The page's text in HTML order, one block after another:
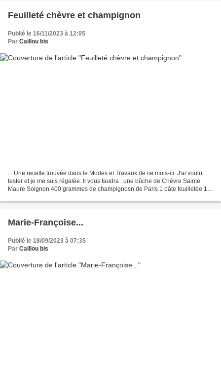
Feuilleté chèvre et champignon
Publié le 16/11/2023 à 12:05
Par Caillou bis
... Une recette trouvée dans le Modes et Travaux de ce mois-ci. J'ai voulu
tester et je me suis régalée. Il vous faudra : une bûche de Chèvre Sainte
Maure Soignon 400 grammes de champignosn de Paris 1 pâte feuilletée 1
Marie-Françoise...
Publié le 18/09/2023 à 07:35
Par Caillou bis